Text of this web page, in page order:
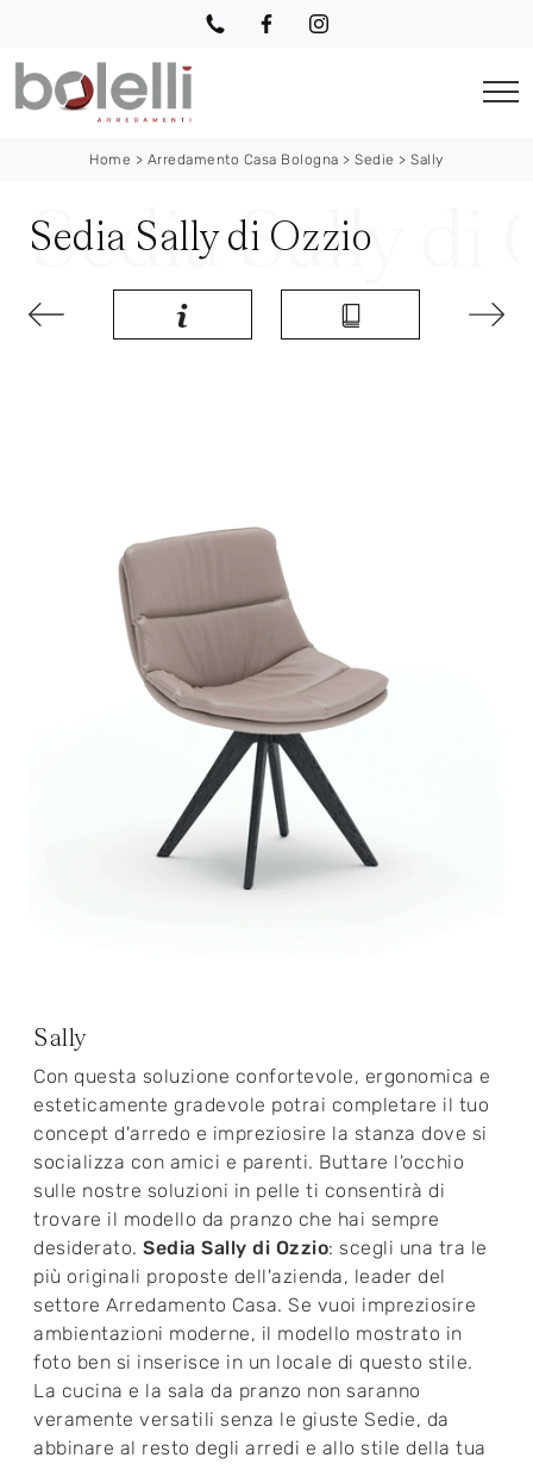
Home > Arredamento Casa Bologna >Sedie >Sally
Sedia Sally di Ozzio
Sally
Con questa soluzione confortevole, ergonomica e
esteticamente gradevole potrai completare il tuo
concept d'arredo e impreziosire la stanza dove si
socializza con amici e parenti. Buttare l'occhio
sulle nostre soluzioni in pelle ti consentirà di
trovare il modello da pranzo che hai sempre
desiderato. Sedia Sally di Ozzio: scegli una tra le
più originali proposte dell'azienda, leader del
settore Arredamento Casa. Se vuoi impreziosire
ambientazioni moderne, il modello mostrato in
foto ben si inserisce in un locale di questo stile.
La cucina e la sala da pranzo non saranno
veramente versatili senza le giuste Sedie, da
abbinare al resto degli arredi e allo stile della tua